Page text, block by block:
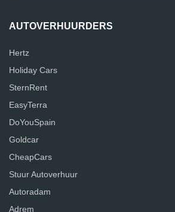
AUTOVERHUURDERS
Hertz
Holiday Cars
SternRent
EasyTerra
DoYouSpain
Goldcar
CheapCars
Stuur Autoverhuur
Autoradam
Adrem